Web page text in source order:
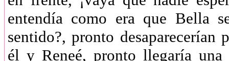
entendía como era que Bella
sentido?, pronto
él y Reneé, pronto llegaría